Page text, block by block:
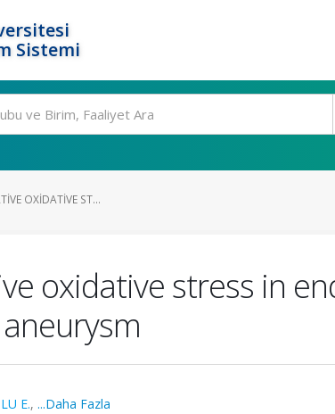
Sistemi
OXIDATIVE ST...
oxidative stress in
E., ...Daha Fazla